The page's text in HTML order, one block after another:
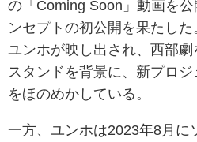
の「Coming Soon」動画を
ンセプトの初公開を果たし
ユンホが映し出され、西部
スタンドを背景に、新プロ
をほのめかしている。
一方、ユンホは2023年8月に